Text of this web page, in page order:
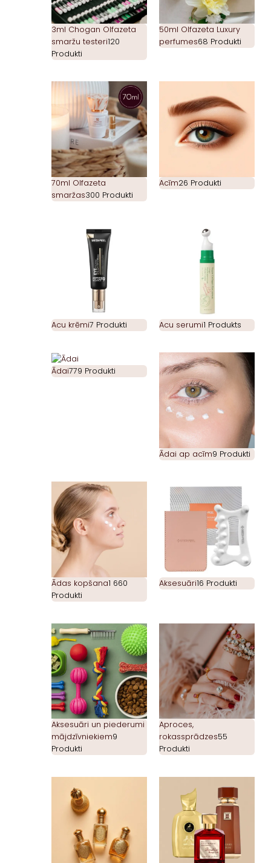
3ml Chogan Olfazeta
smaržu testeri120
Produkti
50ml Olfazeta Luxury
perfumes68 Produkti
70ml Olfazeta
smaržas300 Produkti
Acīm26 Produkti
Acu krēmi7 Produkti Acu serumi1 Produkts
Ādai779 Produkti
Ādai ap acīm9 Produkti
Ādas kopšana1 660
Produkti
Aksesuāri16 Produkti
Aksesuāri un piederumi
mājdzīvniekiem9
Produkti
Aproces,
rokassprādzes55
Produkti